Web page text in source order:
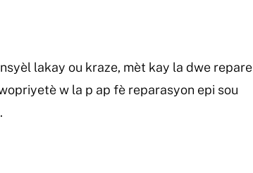
lakay ou kraze, mèt kay la dwe repare
w la p ap fè reparasyon epi sou